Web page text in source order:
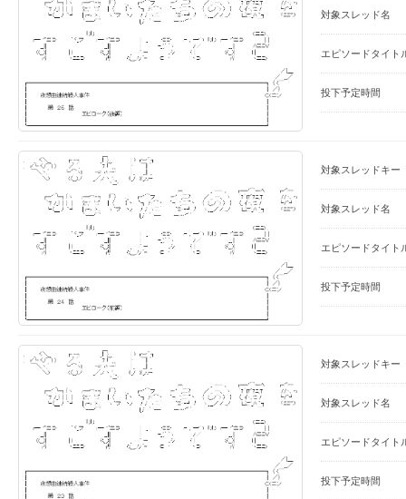
対象スレッド名
エピソードタイト
投下予定時間
対象スレッドキー
対象スレッド名
エピソードタイト
投下予定時間
対象スレッドキー
対象スレッド名
エピソードタイト
投下予定時間